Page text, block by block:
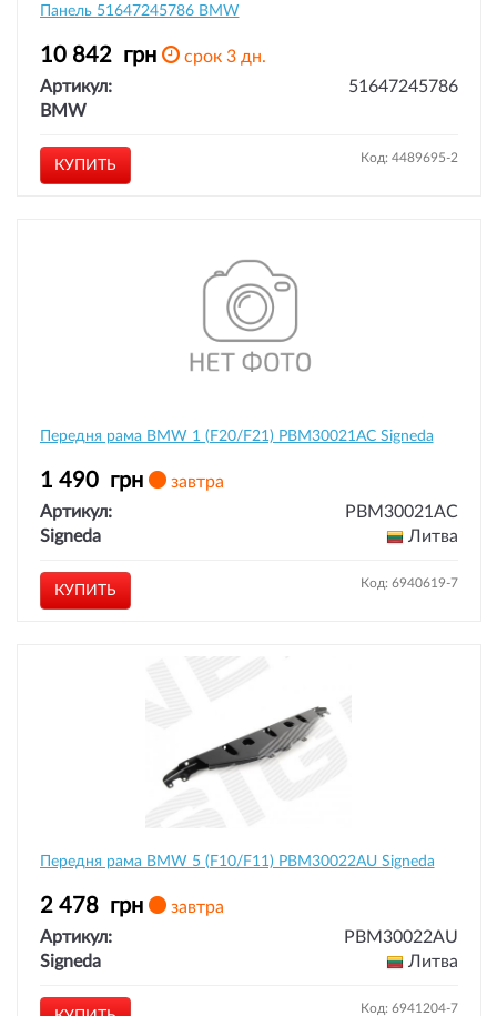
Панель 51647245786 BMW
10 842 грн
срок 3 дн.
Артикул:
51647245786
BMW
КУПИТЬ Код: 4489695-2
Передня рама BMW 1 (F20/F21) PBM30021AC Signeda
1 490 грн
завтра
Артикул:
PBM30021AC
Signeda
Литва
КУПИТЬ Код: 6940619-7
Передня рама BMW 5 (F10/F11) PBM30022AU Signeda
2 478 грн
завтра
Артикул:
PBM30022AU
Signeda
Литва
Код: 6941204-7